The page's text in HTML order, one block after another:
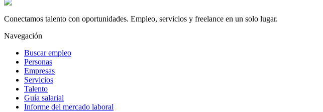
Conectamos talento con oportunidades. Empleo, servicios y freelance en un solo lugar.
Navegación
Buscar empleo
Personas
Empresas
Servicios
Talento
Guía salarial
Informe del mercado laboral